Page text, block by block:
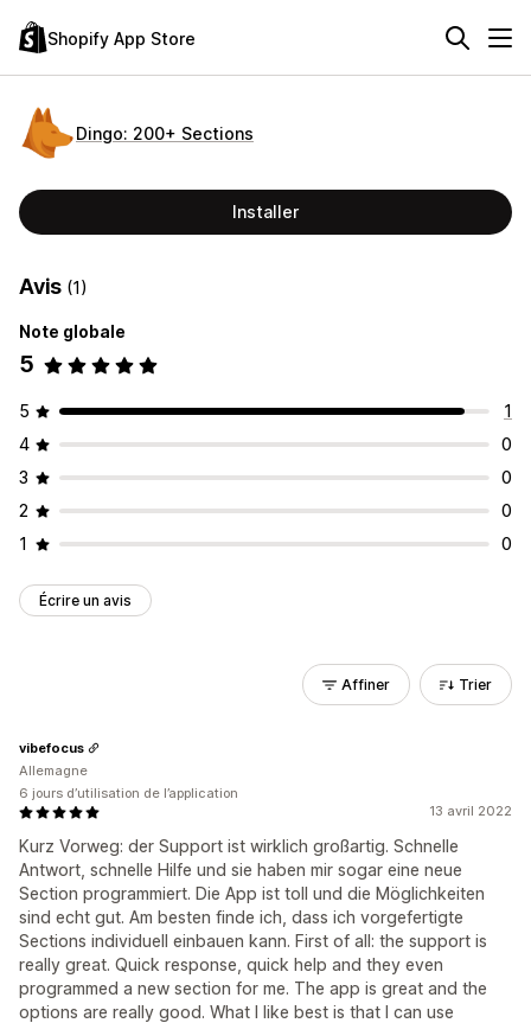
Shopify App Store
Dingo: 200+ Sections
Installer
Avis (1)
Note globale
5
5
1
4
0
3
0
2
0
1
0
Écrire un avis
Affiner Trier
13 avril 2022
Kurz Vorweg: der Support ist wirklich großartig. Schnelle
Antwort, schnelle Hilfe und sie haben mir sogar eine neue
Section programmiert. Die App ist toll und die Möglichkeiten
sind echt gut. Am besten finde ich, dass ich vorgefertigte
Sections individuell einbauen kann. First of all: the support is
really great. Quick response, quick help and they even
programmed a new section for me. The app is great and the
options are really good. What I like best is that I can use
vibefocus
Allemagne
6 jours d’utilisation de l’application